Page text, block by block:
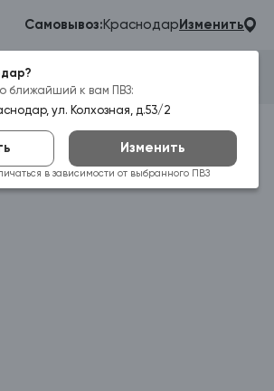
Самовывоз: Краснодар Изменить
ближайший к вам ПВЗ:
ул. Колхозная, д.53/2
Изменить
в зависимости от выбранного ПВЗ
Гараж